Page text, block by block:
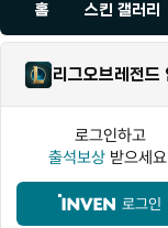
홈 스킨 갤러리
리그오브레전드
로그인하고
출석보상 받으세
로그인